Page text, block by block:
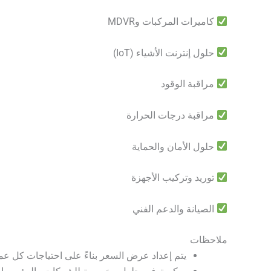
كاميرات المركبات وMDVR
حلول إنترنت الأشياء (IoT)
مراقبة الوقود
مراقبة درجات الحرارة
حلول الأمان والحماية
توريد وتركيب الأجهزة
الصيانة والدعم الفني
ملاحظات
يتم إعداد عرض السعر بناءً على احتياجات كل